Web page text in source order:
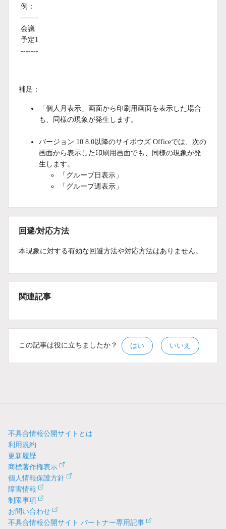
例：
-------
会議
予定1
-------
補足：
「個人月表示」画面から印刷用画面を表示した場合
も、同様の現象が発生します。
バージョン 10.8.0以降のサイボウズ Officeでは、次の
画面から表示した印刷用画面でも、同様の現象が発
生します。
「グループ日表示」
「グループ週表示」
回避/対応方法
本現象に対する有効な回避方法や対応方法はありません。
関連記事
この記事は役に立ちましたか？ はい いいえ
不具合情報公開サイトとは
利用規約
更新履歴
商標著作権表示
個人情報保護方針
障害情報
制限事項
お問い合わせ
不具合情報公開サイト パートナー専用記事